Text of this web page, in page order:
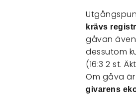
krävs
gåvan
dessutom
(16:3 2 st.
Om gåva
givarens